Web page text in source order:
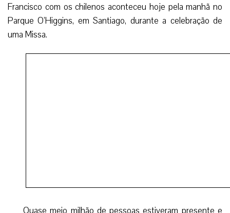
Francisco com os chilenos aconteceu hoje pela manhã no
Parque O’Higgins, em Santiago, durante a celebração de
uma Missa.
Quase meio milhão de pessoas estiveram presente e
atitudes que levam a “construir a paz” e acreditar nas